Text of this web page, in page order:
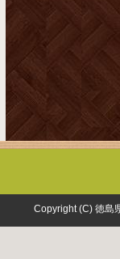
Copyright (C) 徳島